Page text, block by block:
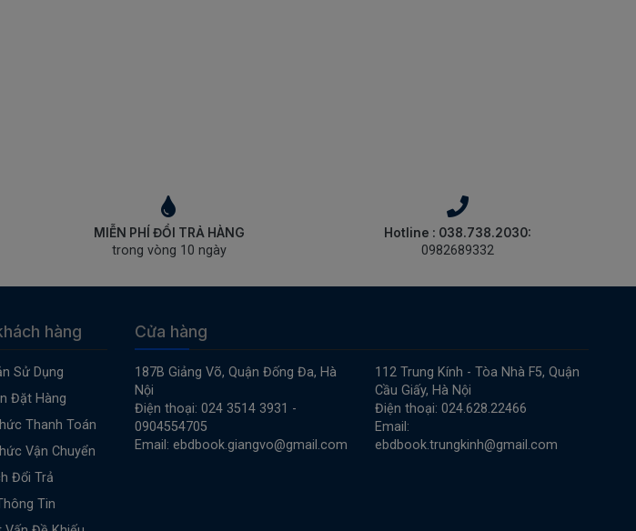
MIỄN PHÍ ĐỔI TRẢ HÀNG
trong vòng 10 ngày
Hotline : 038.738.2030:
0982689332
hàng
Sử Dụng
Đặt Hàng
Thanh Toán
Vận Chuyển
Đổi Trả
Tin
Cửa hàng
187B Giảng Võ, Quận Đống Đa, Hà
Nội
Điện thoại: 024 3514 3931 -
0904554705
Email: ebdbook.giangvo@gmail.com
112 Trung Kính - Tòa Nhà F5, Quận
Cầu Giấy, Hà Nội
Điện thoại: 024.628.22466
Email:
ebdbook.trungkinh@gmail.com